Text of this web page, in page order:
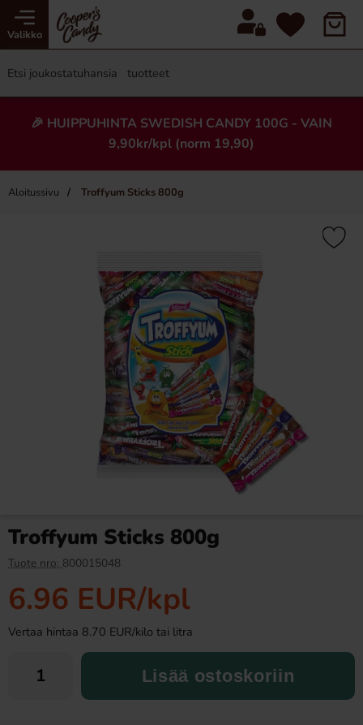
Valikko
🎉 HUIPPUHINTA SWEDISH CANDY 100G - VAIN
9,90kr/kpl (norm 19,90)
Aloitussivu Troffyum Sticks 800g
×
Osta
Fazer Viol Tablettipussi 38g
Troffyum Sticks 800g
Tuote nro: 800015048
6.96 EUR/kpl
Vertaa hintaa 8.70 EUR/kilo tai litra
Lisää ostoskoriin